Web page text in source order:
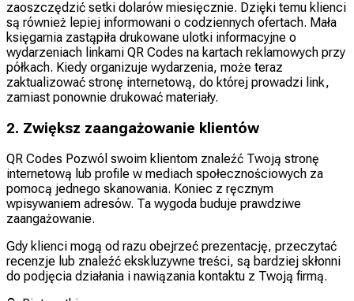
zaoszczędzić setki dolarów miesięcznie. Dzięki temu klienci
są również lepiej informowani o codziennych ofertach. Mała
księgarnia zastąpiła drukowane ulotki informacyjne o
wydarzeniach linkami QR Codes na kartach reklamowych przy
półkach. Kiedy organizuje wydarzenia, może teraz
zaktualizować stronę internetową, do której prowadzi link,
zamiast ponownie drukować materiały.
2. Zwiększ zaangażowanie klientów
QR Codes Pozwól swoim klientom znaleźć Twoją stronę
internetową lub profile w mediach społecznościowych za
pomocą jednego skanowania. Koniec z ręcznym
wpisywaniem adresów. Ta wygoda buduje prawdziwe
zaangażowanie.
Gdy klienci mogą od razu obejrzeć prezentację, przeczytać
recenzje lub znaleźć ekskluzywne treści, są bardziej skłonni
do podjęcia działania i nawiązania kontaktu z Twoją firmą.